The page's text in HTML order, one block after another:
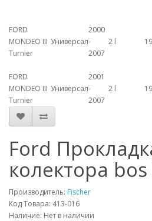
FORD
MONDEO III
Turnier
Универсал
2000
-
2007
2 l
FORD
MONDEO III
Turnier
Универсал
2001
-
2007
2 l
Ford
колектора
Производитель: Fischer
Код Товара: 413-016
Наличие: Нет в наличии